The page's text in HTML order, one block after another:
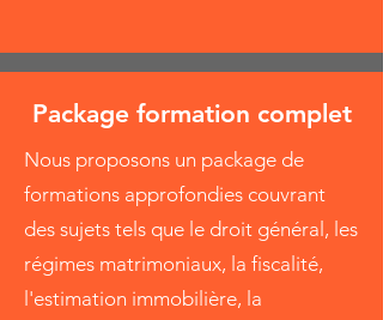
Package formation complet
Nous proposons un package de
formations approfondies couvrant
des sujets tels que le droit général, les
régimes matrimoniaux, la fiscalité,
l'estimation immobilière, la